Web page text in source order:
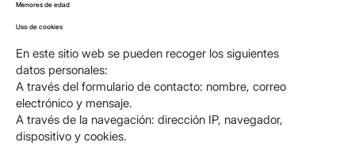
En este sitio web se pueden recoger los siguientes
datos personales:
A través del formulario de contacto: nombre, correo
electrónico y mensaje.
A través de la navegación: dirección IP, navegador,
dispositivo y cookies.
Menores de edad
Uso de cookies